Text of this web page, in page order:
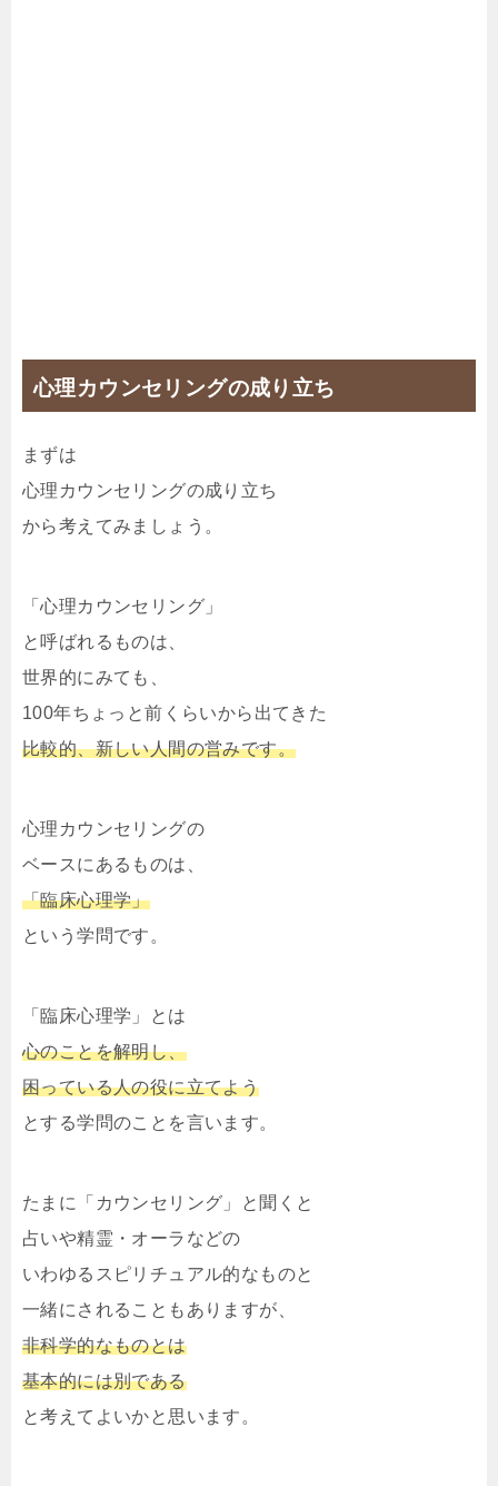
心理カウンセリングの成り立ち
まずは
心理カウンセリングの成り立ち
から考えてみましょう。
「心理カウンセリング」
と呼ばれるものは、
世界的にみても、
100年ちょっと前くらいから出てきた
比較的、新しい人間の営みです。
心理カウンセリングの
ベースにあるものは、
「臨床心理学」
という学問です。
「臨床心理学」とは
心のことを解明し、
困っている人の役に立てよう
とする学問のことを言います。
たまに「カウンセリング」と聞くと
占いや精霊・オーラなどの
いわゆるスピリチュアル的なものと
一緒にされることもありますが、
非科学的なものとは
基本的には別である
と考えてよいかと思います。